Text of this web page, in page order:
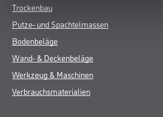
Trockenbau
Putze- und Spachtelmassen
Bodenbeläge
Wand- & Deckenbeläge
Werkzeug & Maschinen
Verbrauchsmaterialien